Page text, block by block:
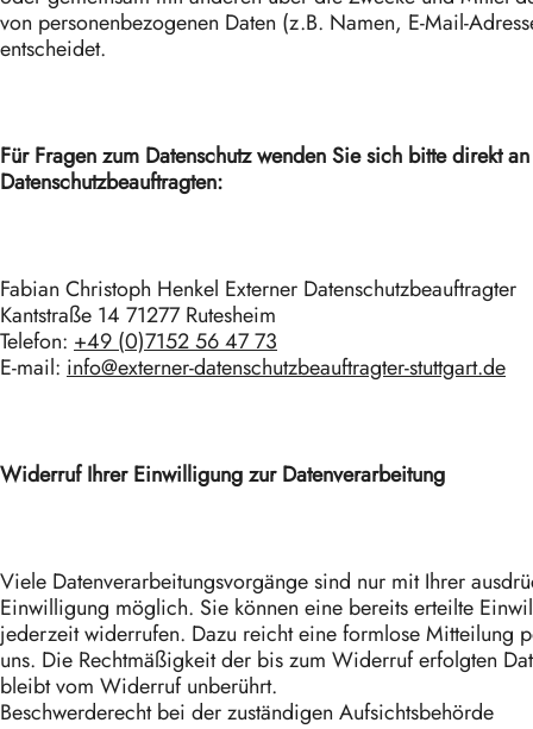
von personenbezogenen Daten (z.B. Namen, E-Mail-
entscheidet.
Für Fragen zum Datenschutz wenden Sie sich bitte direkt
Datenschutzbeauftragten:
Fabian Christoph Henkel Externer Datenschutzbeauftragter
Kantstraße 14 71277 Rutesheim
Telefon: +49 (0)7152 56 47 73
E-mail: info@externer-datenschutzbeauftragter-stuttgart.de
Widerruf Ihrer Einwilligung zur Datenverarbeitung
Viele Datenverarbeitungsvorgänge sind nur mit Ihrer
Einwilligung möglich. Sie können eine bereits erteilte
jederzeit widerrufen. Dazu reicht eine formlose Mitteilung
uns. Die Rechtmäßigkeit der bis zum Widerruf erfolgten
bleibt vom Widerruf unberührt.
Beschwerderecht bei der zuständigen Aufsichtsbehörde